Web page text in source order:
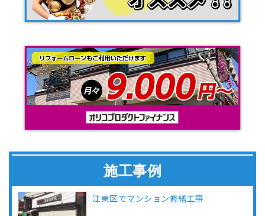
施工事例
江東区でマンション修繕工事